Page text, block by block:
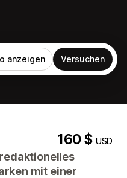
anzeigen Versuchen
160 $USD
mit einer